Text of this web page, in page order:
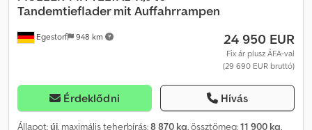
Egestorf 948 km
Tandemtieflader mit Auffahrrampen
24 950 EUR
Fix ár plusz ÁFA-val
(29 690 EUR bruttó)
Érdeklődni Hívás
Állapot:új, maximális teherbírás:8 870 kg, össztömeg:11 900 kg,